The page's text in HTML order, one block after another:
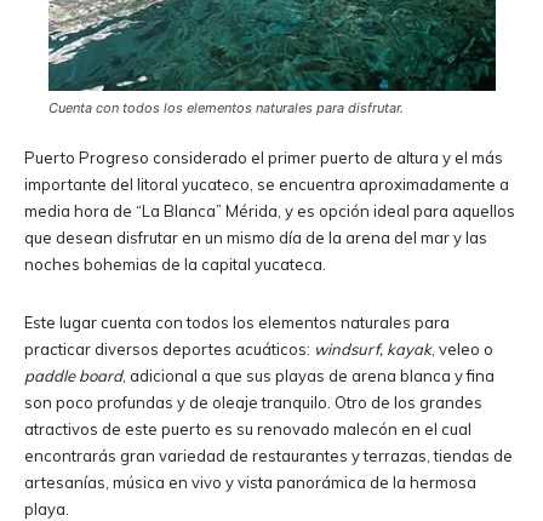
Cuenta con todos los elementos naturales para disfrutar.
Puerto Progreso considerado el primer puerto de altura y el más
importante del litoral yucateco, se encuentra aproximadamente a
media hora de “La Blanca” Mérida, y es opción ideal para aquellos
que desean disfrutar en un mismo día de la arena del mar y las
noches bohemias de la capital yucateca.
Este lugar cuenta con todos los elementos naturales para
practicar diversos deportes acuáticos: windsurf, kayak, veleo o
paddle board, adicional a que sus playas de arena blanca y fina
son poco profundas y de oleaje tranquilo. Otro de los grandes
atractivos de este puerto es su renovado malecón en el cual
encontrarás gran variedad de restaurantes y terrazas, tiendas de
artesanías, música en vivo y vista panorámica de la hermosa
playa.